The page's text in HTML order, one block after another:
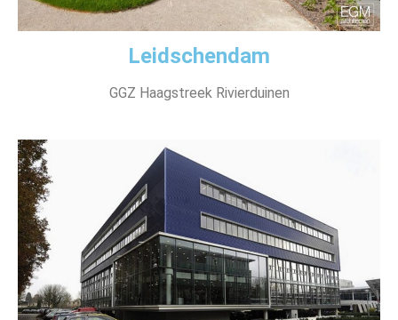
Leidschendam
GGZ Haagstreek Rivierduinen